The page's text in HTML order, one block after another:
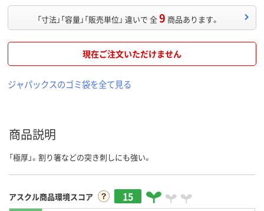
「寸法」「容量」「販売単位」 違いで 全9 商品あります。
現在ご注文いただけません
ジャパックスのゴミ袋を全て見る
商品説明
「極厚」。割り箸などの突き刺しにも強い。
アスクル商品環境スコア 15